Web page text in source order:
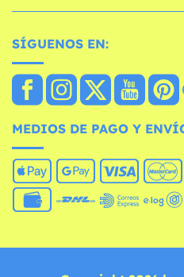
SÍGUENOS EN:
MEDIOS DE PAGO Y